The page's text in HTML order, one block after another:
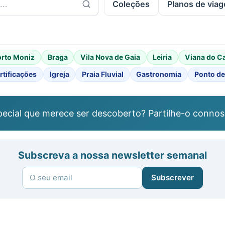
Coleções Planos de
Moniz Braga Vila Nova de Gaia Leiria
Viana do
Igreja Praia Fluvial Gastronomia Ponto
que merece ser descoberto? Partilhe-o
Subscreva a nossa newsletter semanal
Subscrever